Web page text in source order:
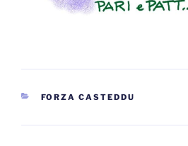
CATEGORIE
FORZA CASTEDDU